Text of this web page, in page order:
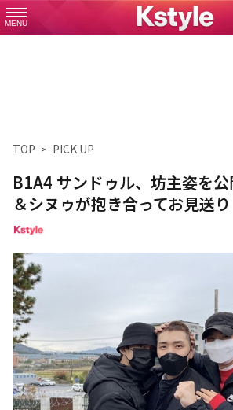
MENU
TOP PICK UP
B1A4 サンドゥル、坊主姿を
＆シヌゥが抱き合ってお見送り